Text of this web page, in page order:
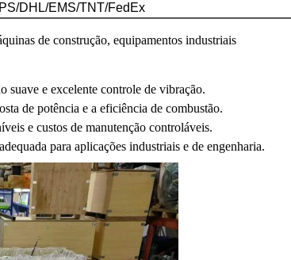
DHL/EMS/TNT/FedEx
de construção, equipamentos industriais
suave e excelente controle de vibração.
de potência e a eficiência de combustão.
e custos de manutenção controláveis.
para aplicações industriais e de engenharia.